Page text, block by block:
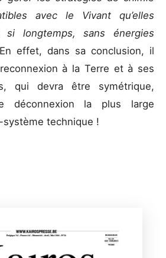
avec le Vivant qu’elles
si longtemps, sans énergies
effet, dans sa conclusion, il
à la Terre et à ses
qui devra être symétrique,
déconnexion la plus large
technique !